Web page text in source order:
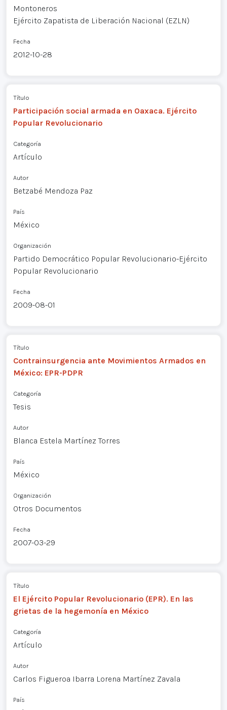
Montoneros
Ejército Zapatista de Liberación Nacional (EZLN)
Fecha
2012-10-28
Título
Participación social armada en Oaxaca. Ejército
Popular Revolucionario
Categoría
Artículo
Autor
Betzabé Mendoza Paz
País
México
Organización
Partido Democrático Popular Revolucionario-Ejército
Popular Revolucionario
Fecha
2009-08-01
Título
Contrainsurgencia ante Movimientos Armados en
México: EPR-PDPR
Categoría
Tesis
Autor
Blanca Estela Martínez Torres
País
México
Organización
Otros Documentos
Fecha
2007-03-29
Título
El Ejército Popular Revolucionario (EPR). En las
grietas de la hegemonía en México
Categoría
Artículo
Autor
Carlos Figueroa Ibarra Lorena Martínez Zavala
País